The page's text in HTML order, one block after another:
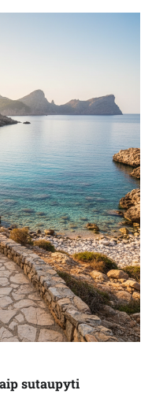
sutaupyti